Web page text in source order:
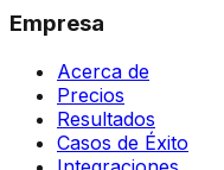
Empresa
Acerca de
Precios
Resultados
Casos de Éxito